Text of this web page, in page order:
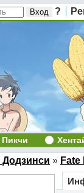
?
Пикчи
Додзинси » Fate